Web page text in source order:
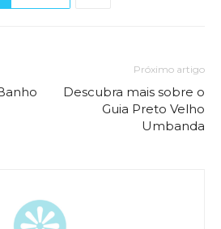
Próximo artigo
Descubra mais sobre o
Guia Preto Velho
Umbanda